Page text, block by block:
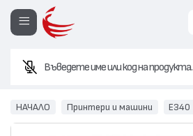
Въведете име или код на продукта.
НАЧАЛО Принтери и машини E340